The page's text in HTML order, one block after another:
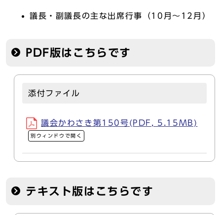
議長・副議長の主な出席行事（10月～12月）
PDF版はこちらです
添付ファイル
議会かわさき第150号(PDF, 5.15MB)
別ウィンドウで開く
テキスト版はこちらです